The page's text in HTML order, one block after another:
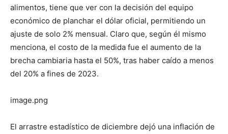
alimentos, tiene que ver con la decisión del equipo
económico de planchar el dólar oficial, permitiendo un
ajuste de solo 2% mensual. Claro que, según él mismo
menciona, el costo de la medida fue el aumento de la
brecha cambiaria hasta el 50%, tras haber caído a menos
del 20% a fines de 2023.
image.png
El arrastre estadístico de diciembre dejó una inflación de